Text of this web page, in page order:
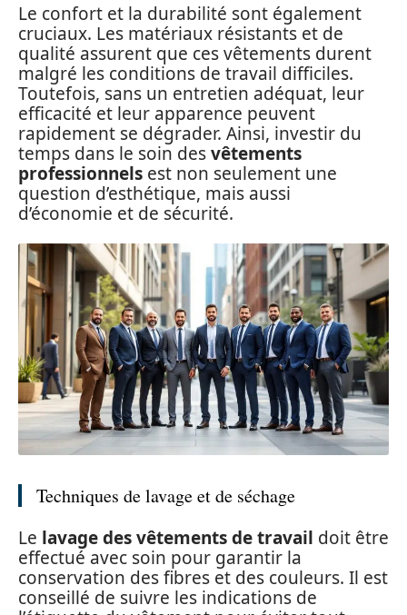
Le confort et la durabilité sont également
cruciaux. Les matériaux résistants et de
qualité assurent que ces vêtements durent
malgré les conditions de travail difficiles.
Toutefois, sans un entretien adéquat, leur
efficacité et leur apparence peuvent
rapidement se dégrader. Ainsi, investir du
temps dans le soin desvêtements
professionnels est non seulement une
question d’esthétique, mais aussi
d’économie et de sécurité.
Techniques de lavage et de séchage
Le lavage des vêtements de travail doit être
effectué avec soin pour garantir la
conservation des fibres et des couleurs. Il est
conseillé de suivre les indications de